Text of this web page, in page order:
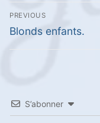
Navigation
de
l’article
PREVIOUS
Previous
post:
Blonds enfants.
S’abonner